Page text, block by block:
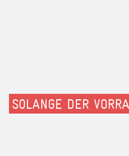
SOLANGE DER